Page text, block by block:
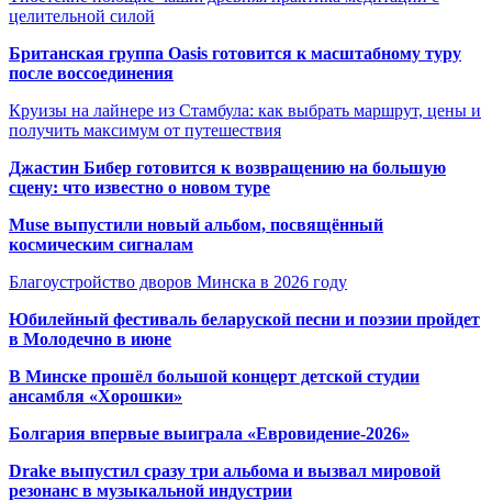
целительной силой
Британская группа Oasis готовится к масштабному туру
после воссоединения
Круизы на лайнере из Стамбула: как выбрать маршрут, цены и
получить максимум от путешествия
Джастин Бибер готовится к возвращению на большую
сцену: что известно о новом туре
Muse выпустили новый альбом, посвящённый
космическим сигналам
Благоустройство дворов Минска в 2026 году
Юбилейный фестиваль беларуской песни и поэзии пройдет
в Молодечно в июне
В Минске прошёл большой концерт детской студии
ансамбля «Хорошки»
Болгария впервые выиграла «Евровидение-2026»
Drake выпустил сразу три альбома и вызвал мировой
резонанс в музыкальной индустрии